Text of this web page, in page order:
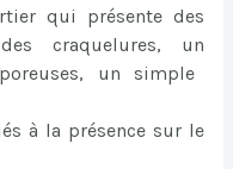
qui présente des
craquelures, un
un simple
à la présence sur le